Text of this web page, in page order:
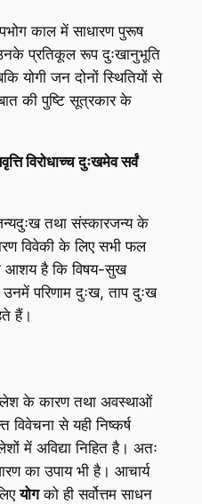
काल में साधारण पुरूष
प्रतिकूल रूप दुःखानुभूति
योगी जन दोनों स्थितियों से
की पुष्टि सूत्रकार के
विरोधाच्च दुःखमेव सर्वं
तथा संस्कारजन्य के
विवेकी के लिए सभी फल
आशय है कि विषय-सुख
परिणाम दुःख, ताप दुःख
हैं।
क्लेश के कारण तथा अवस्थाओं
विवेचना से यही निष्कर्ष
में अविद्या निहित है। अतः
का उपाय भी है। आचार्य
योगको ही सर्वोत्तम साधन